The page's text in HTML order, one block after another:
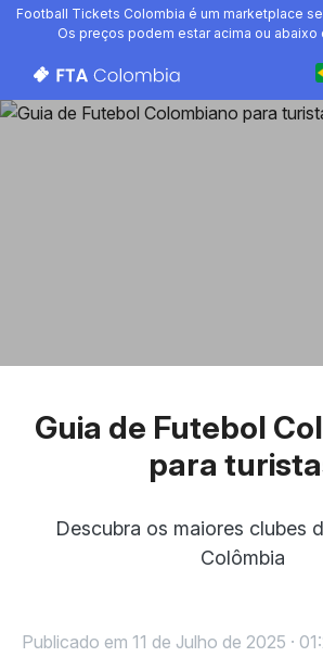
Football Tickets Colombia é um marketplace
Os preços podem estar acima ou abaixo
Guia de Futebol
para
Descubra os maiores clubes
Colômbia
Publicado em 11 de Julho de 2025 ·